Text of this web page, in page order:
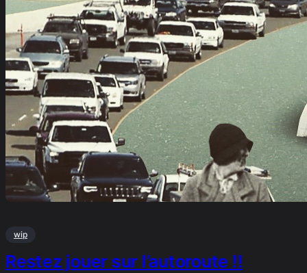
wip
Restez jouer sur l’autoroute !!